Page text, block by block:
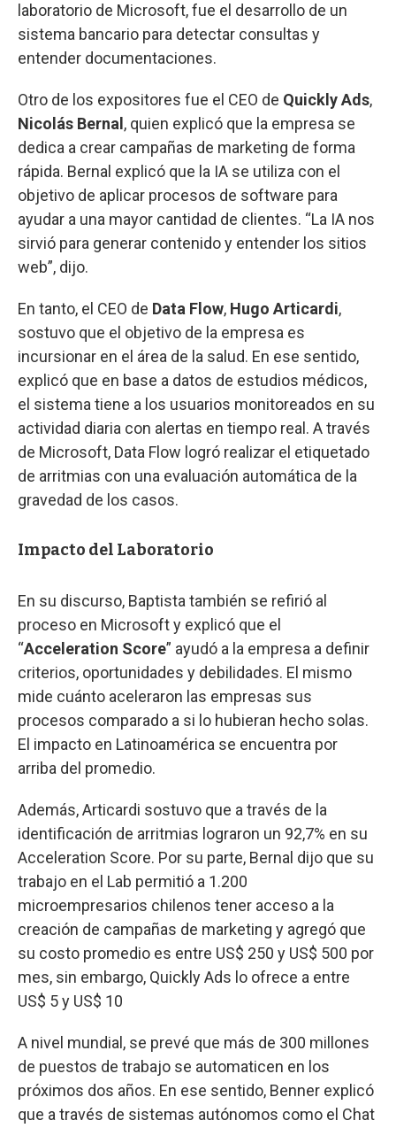
laboratorio de Microsoft, fue el desarrollo de un
sistema bancario para detectar consultas y
entender documentaciones.
Otro de los expositores fue el CEO de Quickly Ads,
Nicolás Bernal , quien explicó que la empresa se
dedica a crear campañas de marketing de forma
rápida. Bernal explicó que la IA se utiliza con el
objetivo de aplicar procesos de software para
ayudar a una mayor cantidad de clientes. “La IA nos
sirvió para generar contenido y entender los sitios
web”, dijo.
En tanto, el CEO de Data Flow, Hugo Articardi,
sostuvo que el objetivo de la empresa es
incursionar en el área de la salud. En ese sentido,
explicó que en base a datos de estudios médicos,
el sistema tiene a los usuarios monitoreados en su
actividad diaria con alertas en tiempo real. A través
de Microsoft, Data Flow logró realizar el etiquetado
de arritmias con una evaluación automática de la
gravedad de los casos.
Impacto del Laboratorio
En su discurso, Baptista también se refirió al
proceso en Microsoft y explicó que el
“Acceleration Score” ayudó a la empresa a definir
criterios, oportunidades y debilidades. El mismo
mide cuánto aceleraron las empresas sus
procesos comparado a si lo hubieran hecho solas.
El impacto en Latinoamérica se encuentra por
arriba del promedio.
Además, Articardi sostuvo que a través de la
identificación de arritmias lograron un 92,7% en su
Acceleration Score. Por su parte, Bernal dijo que su
trabajo en el Lab permitió a 1.200
microempresarios chilenos tener acceso a la
creación de campañas de marketing y agregó que
su costo promedio es entre US$ 250 y US$ 500 por
mes, sin embargo, Quickly Ads lo ofrece a entre
US$ 5 y US$ 10
A nivel mundial, se prevé que más de 300 millones
de puestos de trabajo se automaticen en los
próximos dos años. En ese sentido, Benner explicó
que a través de sistemas autónomos como el Chat